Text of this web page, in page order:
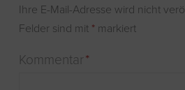
Ihre E-Mail-Adresse wird nicht
Felder sind mit *markiert
Kommentar*